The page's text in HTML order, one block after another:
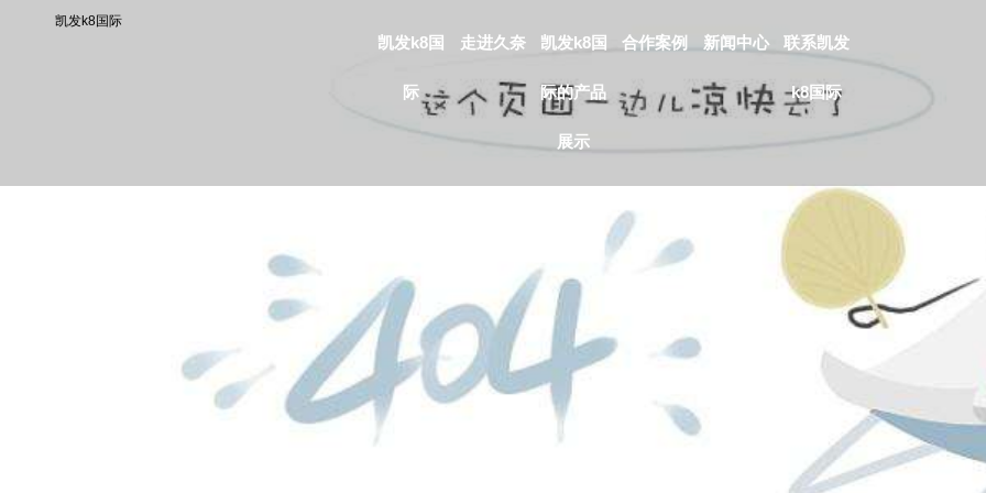
凯发k8国际
凯发k8国
际
走进久奈 凯发k8国
际的产品
展示
合作案例 新闻中心 联系凯发
k8国际